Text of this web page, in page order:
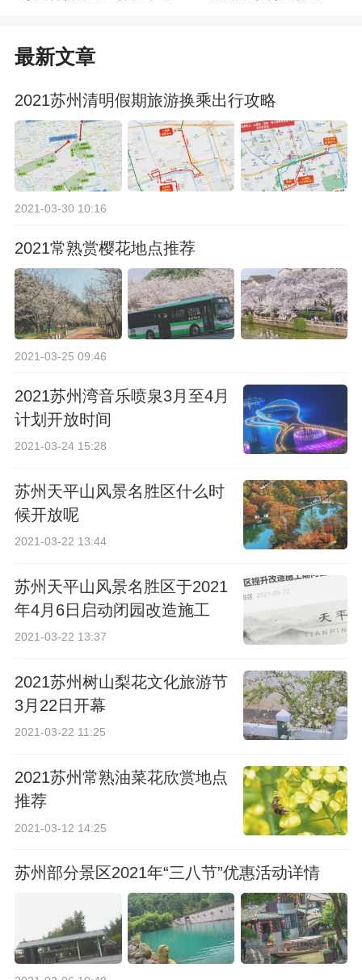
最新文章
2021苏州清明假期旅游换乘出行攻略
2021-03-30 10:16
2021常熟赏樱花地点推荐
2021-03-25 09:46
2021苏州湾音乐喷泉3月至4月
计划开放时间
2021-03-24 15:28
苏州天平山风景名胜区什么时
候开放呢
2021-03-22 13:44
苏州天平山风景名胜区于2021
年4月6日启动闭园改造施工
2021-03-22 13:37
2021苏州树山梨花文化旅游节
3月22日开幕
2021-03-22 11:25
2021苏州常熟油菜花欣赏地点
推荐
2021-03-12 14:25
苏州部分景区2021年“三八节”优惠活动详情